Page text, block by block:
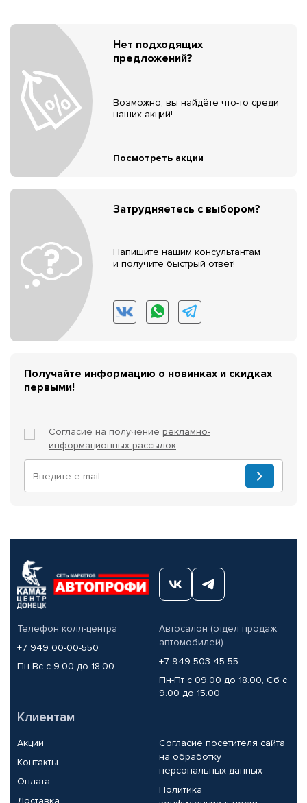
Нет подходящих
предложений?
Возможно, вы найдёте что-то среди
наших акций!
Посмотреть акции
Затрудняетесь с выбором?
Напишите нашим консультантам
и получите быстрый ответ!
Получайте информацию о новинках и скидках
первыми!
Согласие на получение рекламно-
информационных рассылок
Телефон колл-центра
+7 949 00-00-550
Пн-Вс с 9.00 до 18.00
Автосалон (отдел продаж
автомобилей)
+7 949 503-45-55
Пн-Пт с 09.00 до 18.00, Сб с
9.00 до 15.00
Клиентам
Акции
Контакты
Оплата
Доставка
Согласие посетителя сайта
на обработку
персональных данных
Политика